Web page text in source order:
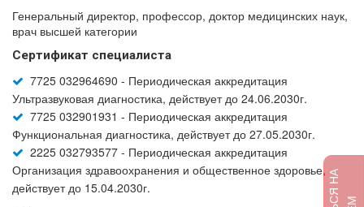
Генеральный директор, профессор, доктор медицинских наук,
врач высшей категории
Сертификат специалиста
7725 032964690 - Периодическая аккредитация
Ультразвуковая диагностика, действует до 24.06.2030г.
7725 032901931 - Периодическая аккредитация
Функциональная диагностика, действует до 27.05.2030г.
2225 032793577 - Периодическая аккредитация
Организация здравоохранения и общественное здоровье,
действует до 15.04.2030г.